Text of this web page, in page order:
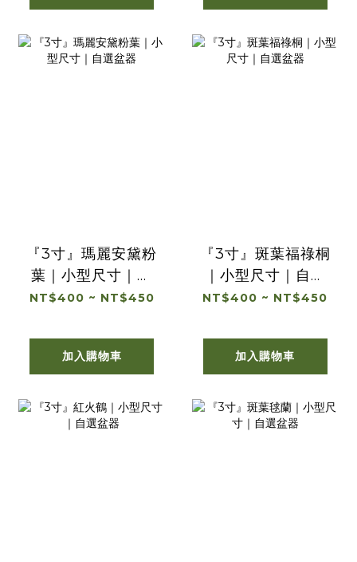
『3寸』瑪麗安黛粉
葉｜小型尺寸｜自
選盆器
NT$400 ~ NT$450
加入購物車
『3寸』斑葉福祿桐
｜小型尺寸｜自選
盆器
NT$400 ~ NT$450
加入購物車